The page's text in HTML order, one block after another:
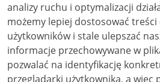
analizy ruchu i optymalizacji działania
możemy lepiej dostosować
użytkowników i stale ulepszać nasze usługi.
informacje przechowywane w
pozwalać na identyfikację
przeglądarki użytkownika, a więc